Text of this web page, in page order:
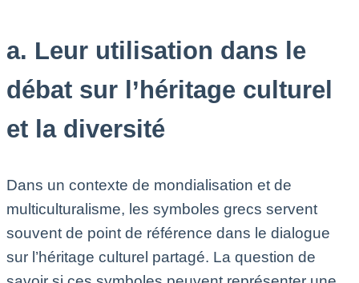
a. Leur utilisation dans le
débat sur l’héritage culturel
et la diversité
Dans un contexte de mondialisation et de
multiculturalisme, les symboles grecs servent
souvent de point de référence dans le dialogue
sur l’héritage culturel partagé. La question de